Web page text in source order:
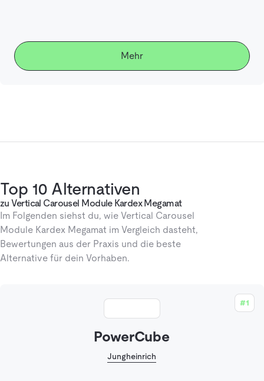
Mehr
Top 10 Alternativen
zu Vertical Carousel Module Kardex Megamat
Im Folgenden siehst du, wie Vertical Carousel
Module Kardex Megamat im Vergleich dasteht,
Bewertungen aus der Praxis und die beste
Alternative für dein Vorhaben.
#1
PowerCube
Jungheinrich